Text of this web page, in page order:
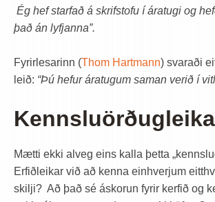
Ég hef starfað á skrifstofu í áratugi og
það án lyfjanna”.
Fyrirlesarinn (Thom Hartmann) svaraði
leið: “Þú hefur áratugum saman verið í
Mætti ekki alveg eins kalla þetta
Erfiðleikar við að kenna einhverjum
skilji? Að það sé áskorun fyrir kerfið og